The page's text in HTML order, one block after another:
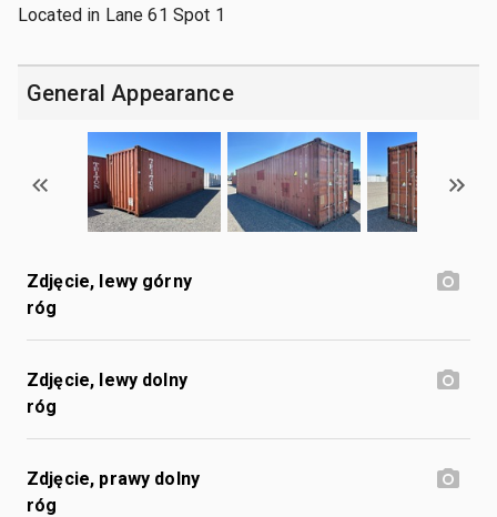
Located in Lane 61 Spot 1
General Appearance
Zdjęcie, lewy górny
róg
Zdjęcie, lewy dolny
róg
Zdjęcie, prawy dolny
róg